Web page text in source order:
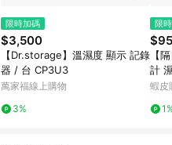
限時加碼
$3,500
【Dr.storage】溫濕度 顯示 記錄
器 / 台 CP3U3
萬家福線上購物
3%
限
$95
【
計
計
蝦皮